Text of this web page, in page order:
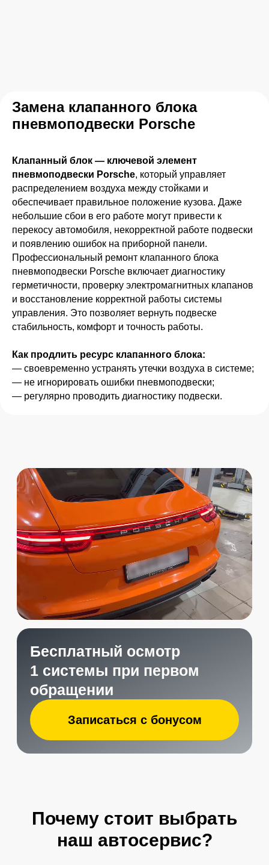
Замена клапанного блока
пневмоподвески Porsche
Клапанный блок — ключевой элемент
пневмоподвески Porsche, который управляет
распределением воздуха между стойками и
обеспечивает правильное положение кузова. Даже
небольшие сбои в его работе могут привести к
перекосу автомобиля, некорректной работе подвески
и появлению ошибок на приборной панели.
Профессиональный ремонт клапанного блока
пневмоподвески Porsche включает диагностику
герметичности, проверку электромагнитных клапанов
и восстановление корректной работы системы
управления. Это позволяет вернуть подвеске
стабильность, комфорт и точность работы.
Как продлить ресурс клапанного блока:
— своевременно устранять утечки воздуха в системе;
— не игнорировать ошибки пневмоподвески;
— регулярно проводить диагностику подвески.
Бесплатный осмотр
обращении
Записаться с бонусом
Почему стоит выбрать
наш автосервис?